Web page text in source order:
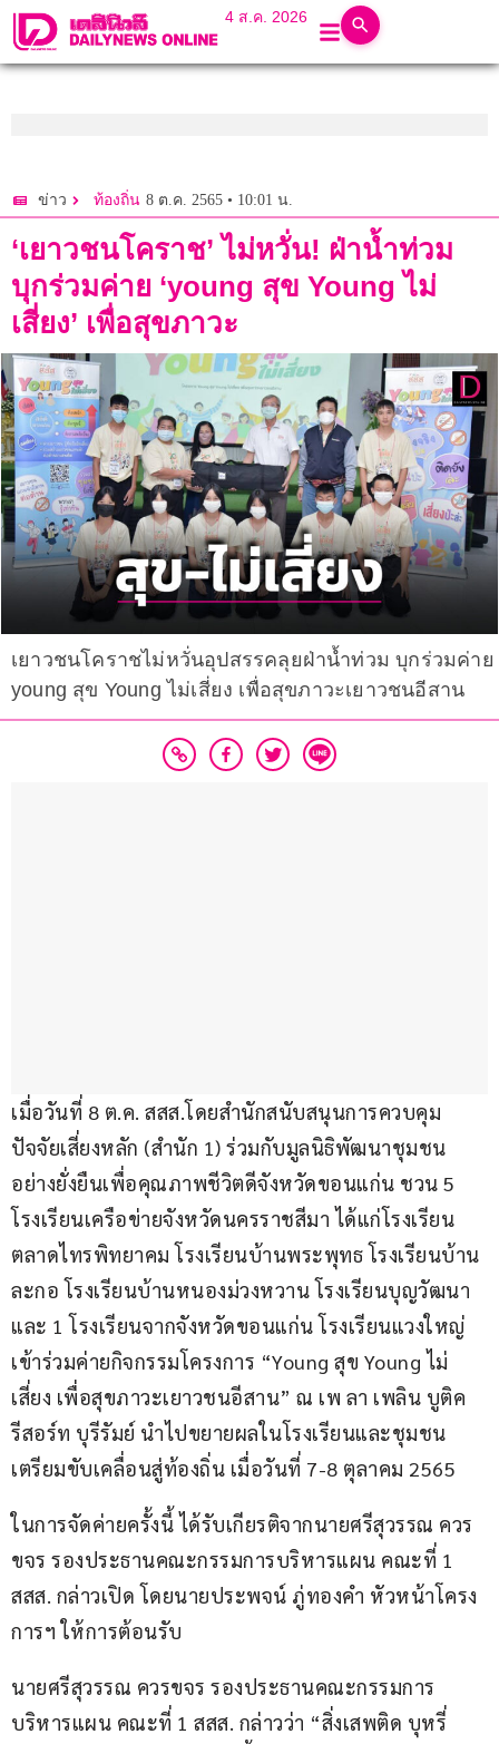
4 ส.ค. 2026
ข่าว ท้องถิ่น 8 ต.ค. 2565 • 10:01 น.
‘เยาวชนโคราช’ ไม่หวั่น! ฝ่าน้ำท่วม
บุกร่วมค่าย ‘young สุข Young ไม่
เสี่ยง’ เพื่อสุขภาวะ
เยาวชนโคราชไม่หวั่นอุปสรรคลุยฝ่าน้ำท่วม บุกร่วมค่าย
young สุข Young ไม่เสี่ยง เพื่อสุขภาวะเยาวชนอีสาน
เมื่อวันที่ 8 ต.ค. สสส.โดยสำนักสนับสนุนการควบคุม
ปัจจัยเสี่ยงหลัก (สำนัก 1) ร่วมกับมูลนิธิพัฒนาชุมชน
อย่างยั่งยืนเพื่อคุณภาพชีวิตดีจังหวัดขอนแก่น ชวน 5
โรงเรียนเครือข่ายจังหวัดนครราชสีมา ได้แก่โรงเรียน
ตลาดไทรพิทยาคม โรงเรียนบ้านพระพุทธ โรงเรียนบ้าน
ละกอ โรงเรียนบ้านหนองม่วงหวาน โรงเรียนบุญวัฒนา
และ 1 โรงเรียนจากจังหวัดขอนแก่น โรงเรียนแวงใหญ่
เข้าร่วมค่ายกิจกรรมโครงการ “Young สุข Young ไม่
เสี่ยง เพื่อสุขภาวะเยาวชนอีสาน” ณ เพ ลา เพลิน บูติค
รีสอร์ท บุรีรัมย์ นำไปขยายผลในโรงเรียนและชุมชน
เตรียมขับเคลื่อนสู่ท้องถิ่น เมื่อวันที่ 7-8 ตุลาคม 2565
ในการจัดค่ายครั้งนี้ ได้รับเกียรติจากนายศรีสุวรรณ ควร
ขจร รองประธานคณะกรรมการบริหารแผน คณะที่ 1
สสส. กล่าวเปิด โดยนายประพจน์ ภู่ทองคำ หัวหน้าโครง
การฯ ให้การต้อนรับ
นายศรีสุวรรณ ควรขจร รองประธานคณะกรรมการ
บริหารแผน คณะที่ 1 สสส. กล่าวว่า “สิ่งเสพติด บุหรี่